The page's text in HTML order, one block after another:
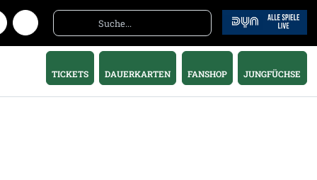
TICKETS DAUERKARTEN FANSHOP JUNGFÜCHSE